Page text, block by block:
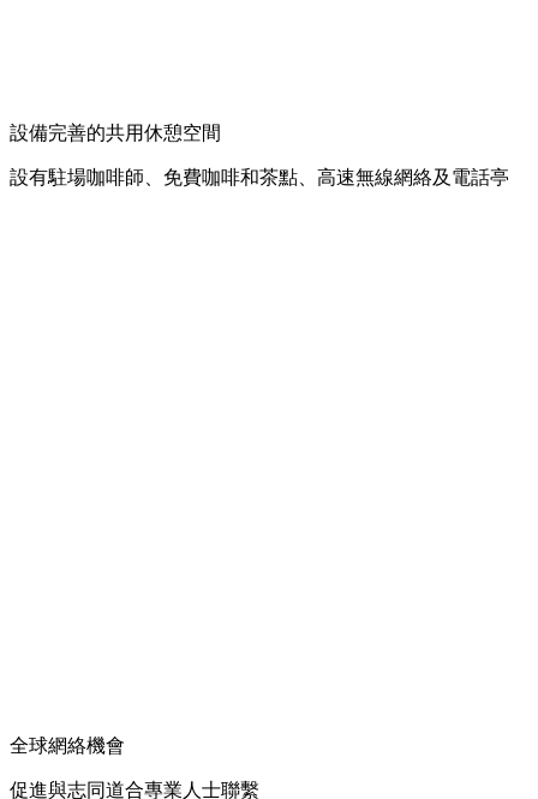
設備完善的共用休憩空間
設有駐場咖啡師、免費咖啡和茶點、高速無線網絡及電話亭
全球網絡機會
促進與志同道合專業人士聯繫